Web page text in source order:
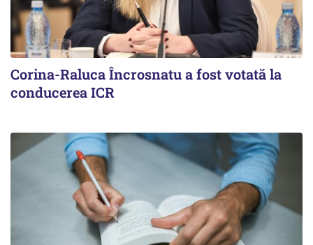
Corina-Raluca Încrosnatu a fost votată la
conducerea ICR